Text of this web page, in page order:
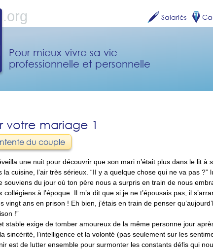
Pour mieux vivre sa vie
professionnelle et personnelle
Salariés
votre mariage 1
du couple
une nuit pour découvrir que son mari n’était plus dans le lit à
la cuisine, l’air très sérieux. “II y a quelque chose qui ne va pas ?”
souviens du jour où ton père nous a surpris en train de nous
collégiens à l’époque. Il m’a dit que si je ne t’épousais pas, il
vingt ans en prison ! Eh bien, j’étais en train de penser
!”
stable exige de tomber amoureux de la même personne jour
sincérité, l’intelligence et la volonté (pas seulement sur les
est de lutter ensemble pour surmonter les constants défis qui